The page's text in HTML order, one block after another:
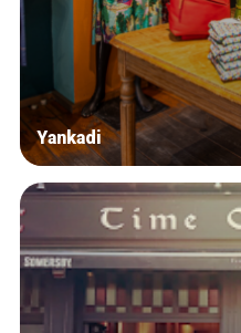
Yankadi